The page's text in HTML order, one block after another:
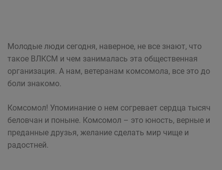
Молодые люди сегодня, наверное, не все знают, что
такое ВЛКСМ и чем занималась эта общественная
организация. А нам, ветеранам комсомола, все это до
боли знакомо.
Комсомол! Упоминание о нем согревает сердца тысяч
беловчан и поныне. Комсомол – это юность, верные и
преданные друзья, желание сделать мир чище и
радостней.